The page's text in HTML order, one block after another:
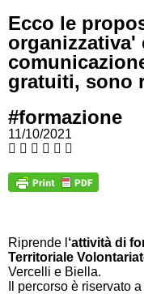
Ecco le
organizzativa'
gratuiti, sono
#formazione
11/10/2021
Riprende l ‘attività di
Territoriale
Vercelli e Biella.
Il percorso è riservato